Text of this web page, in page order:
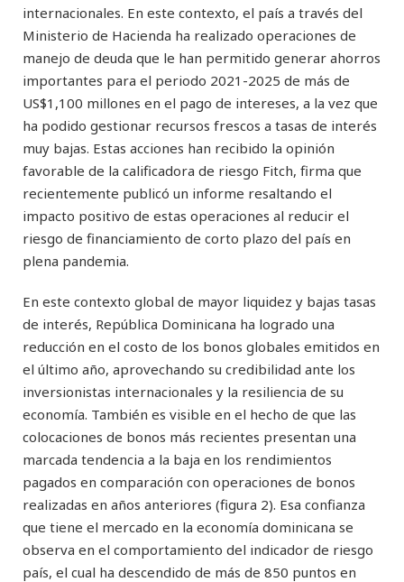
internacionales. En este contexto, el país a través del
Ministerio de Hacienda ha realizado operaciones de
manejo de deuda que le han permitido generar ahorros
importantes para el periodo 2021-2025 de más de
US$1,100 millones en el pago de intereses, a la vez que
ha podido gestionar recursos frescos a tasas de interés
muy bajas. Estas acciones han recibido la opinión
favorable de la calificadora de riesgo Fitch, firma que
recientemente publicó un informe resaltando el
impacto positivo de estas operaciones al reducir el
riesgo de financiamiento de corto plazo del país en
plena pandemia.
En este contexto global de mayor liquidez y bajas tasas
de interés, República Dominicana ha logrado una
reducción en el costo de los bonos globales emitidos en
el último año, aprovechando su credibilidad ante los
inversionistas internacionales y la resiliencia de su
economía. También es visible en el hecho de que las
colocaciones de bonos más recientes presentan una
marcada tendencia a la baja en los rendimientos
pagados en comparación con operaciones de bonos
realizadas en años anteriores (figura 2). Esa confianza
que tiene el mercado en la economía dominicana se
observa en el comportamiento del indicador de riesgo
país, el cual ha descendido de más de 850 puntos en